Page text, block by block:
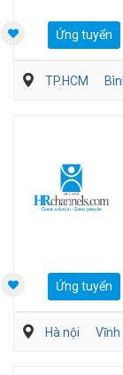
Ứng tuyển
TP.HCM
Ứng tuyển
Hà nội Vĩnh